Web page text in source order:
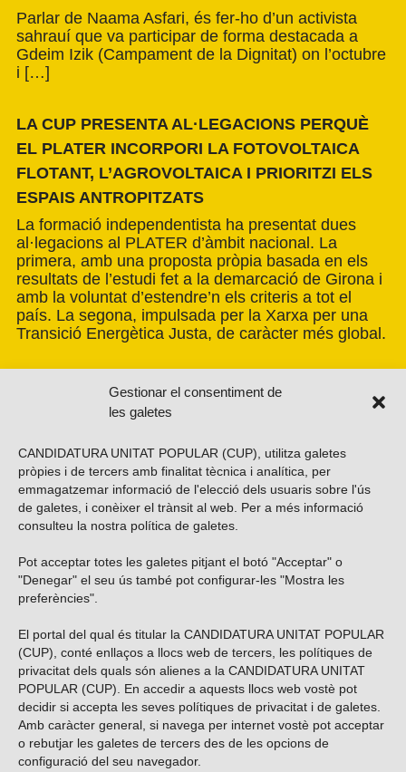
Gestionar el consentiment de
les galetes
CANDIDATURA UNITAT POPULAR (CUP), utilitza galetes
pròpies i de tercers amb finalitat tècnica i analítica, per
emmagatzemar informació de l'elecció dels usuaris sobre l'ús
de galetes, i conèixer el trànsit al web. Per a més informació
consulteu la nostra política de galetes
Pot acceptar totes les galetes pitjant el botó "Acceptar" o
"Denegar" el seu ús també pot configurar-les "Mostra les
preferències".
El portal del qual és titular la CANDIDATURA UNITAT POPULAR
(CUP), conté enllaços a llocs web de tercers, les polítiques de
privacitat dels quals són alienes a la CANDIDATURA UNITAT
POPULAR (CUP). En accedir a aquests llocs web vostè pot
decidir si accepta les seves polítiques de privacitat i de galetes.
Amb caràcter general, si navega per internet vostè pot acceptar
o rebutjar les galetes de tercers des de les opcions de
configuració del seu navegador.
Parlar de Naama Asfari, és fer-ho d’un activista
sahrauí que va participar de forma destacada a
Gdeim Izik (Campament de la Dignitat) on l’octubre
i […]
LA CUP PRESENTA AL·LEGACIONS PERQUÈ
EL PLATER INCORPORI LA FOTOVOLTAICA
FLOTANT, L’AGROVOLTAICA I PRIORITZI ELS
ESPAIS ANTROPITZATS
La formació independentista ha presentat dues
al·legacions al PLATER d’àmbit nacional. La
primera, amb una proposta pròpia basada en els
resultats de l’estudi fet a la demarcació de Girona i
amb la voluntat d’estendre’n els criteris a tot el
país. La segona, impulsada per la Xarxa per una
Transició Energètica Justa, de caràcter més global.
Vols subscriure’t al nostre butlletí?
ENVIAR
Troba’ns a les xarxes socials